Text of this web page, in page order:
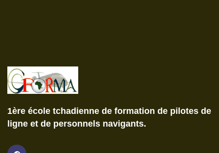
1ère école tchadienne de formation de pilotes de
ligne et de personnels navigants.